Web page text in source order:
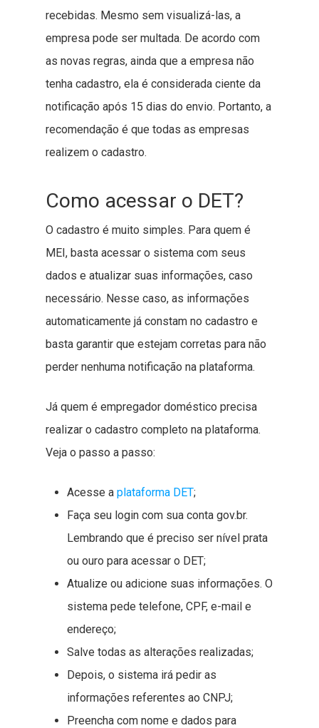
recebidas. Mesmo sem visualizá-las, a
empresa pode ser multada. De acordo com
as novas regras, ainda que a empresa não
tenha cadastro, ela é considerada ciente da
notificação após 15 dias do envio. Portanto, a
recomendação é que todas as empresas
realizem o cadastro.
Como acessar o DET?
O cadastro é muito simples. Para quem é
MEI, basta acessar o sistema com seus
dados e atualizar suas informações, caso
necessário. Nesse caso, as informações
automaticamente já constam no cadastro e
basta garantir que estejam corretas para não
perder nenhuma notificação na plataforma.
Já quem é empregador doméstico precisa
realizar o cadastro completo na plataforma.
Veja o passo a passo:
Acesse a plataforma DET;
Faça seu login com sua conta gov.br.
Lembrando que é preciso ser nível prata
ou ouro para acessar o DET;
Atualize ou adicione suas informações. O
sistema pede telefone, CPF, e-mail e
endereço;
Salve todas as alterações realizadas;
Depois, o sistema irá pedir as
informações referentes ao CNPJ;
Preencha com nome e dados para